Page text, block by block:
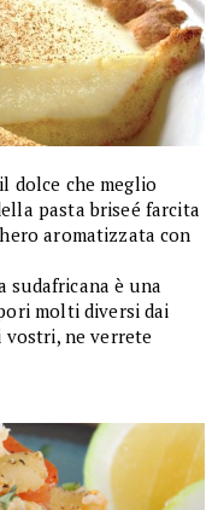
dolce che meglio
pasta briseé farcita
aromatizzata con
sudafricana è una
molti diversi dai
ne verrete